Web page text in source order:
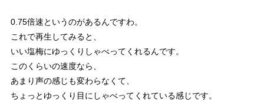
0.75倍速というのがあるんですわ。
これで再生してみると、
いい塩梅にゆっくりしゃべってくれるんです。
このくらいの速度なら、
あまり声の感じも変わらなくて、
ちょっとゆっくり目にしゃべってくれている感じです。